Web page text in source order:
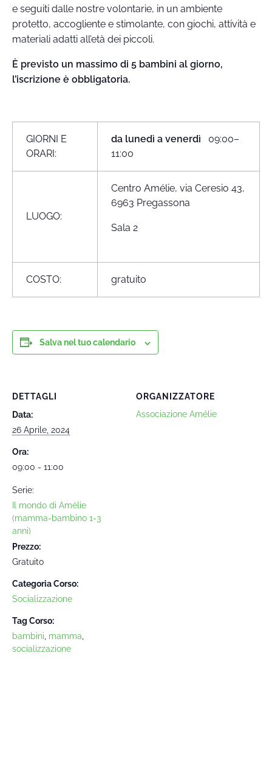
e seguiti dalle nostre volontarie, in un ambiente
protetto, accogliente e stimolante, con giochi, attività e
materiali adatti all’età dei piccoli.
È previsto un massimo di 5 bambini al giorno,
l’iscrizione è obbligatoria.
GIORNI E
ORARI:
da lunedì a venerdì 09:00–
11:00
LUOGO:
Centro Amélie, via Ceresio 43,
6963 Pregassona
Sala 2
COSTO: gratuito
Salva nel tuo calendario
DETTAGLI
Data:
26 Aprile, 2024
Ora:
09:00 - 11:00
Serie:
Il mondo di Amélie
(mamma-bambino 1-3
anni)
Prezzo:
Gratuito
Categoria Corso:
Socializzazione
Tag Corso:
bambini mamma
socializzazione
ORGANIZZATORE
Associazione Amélie